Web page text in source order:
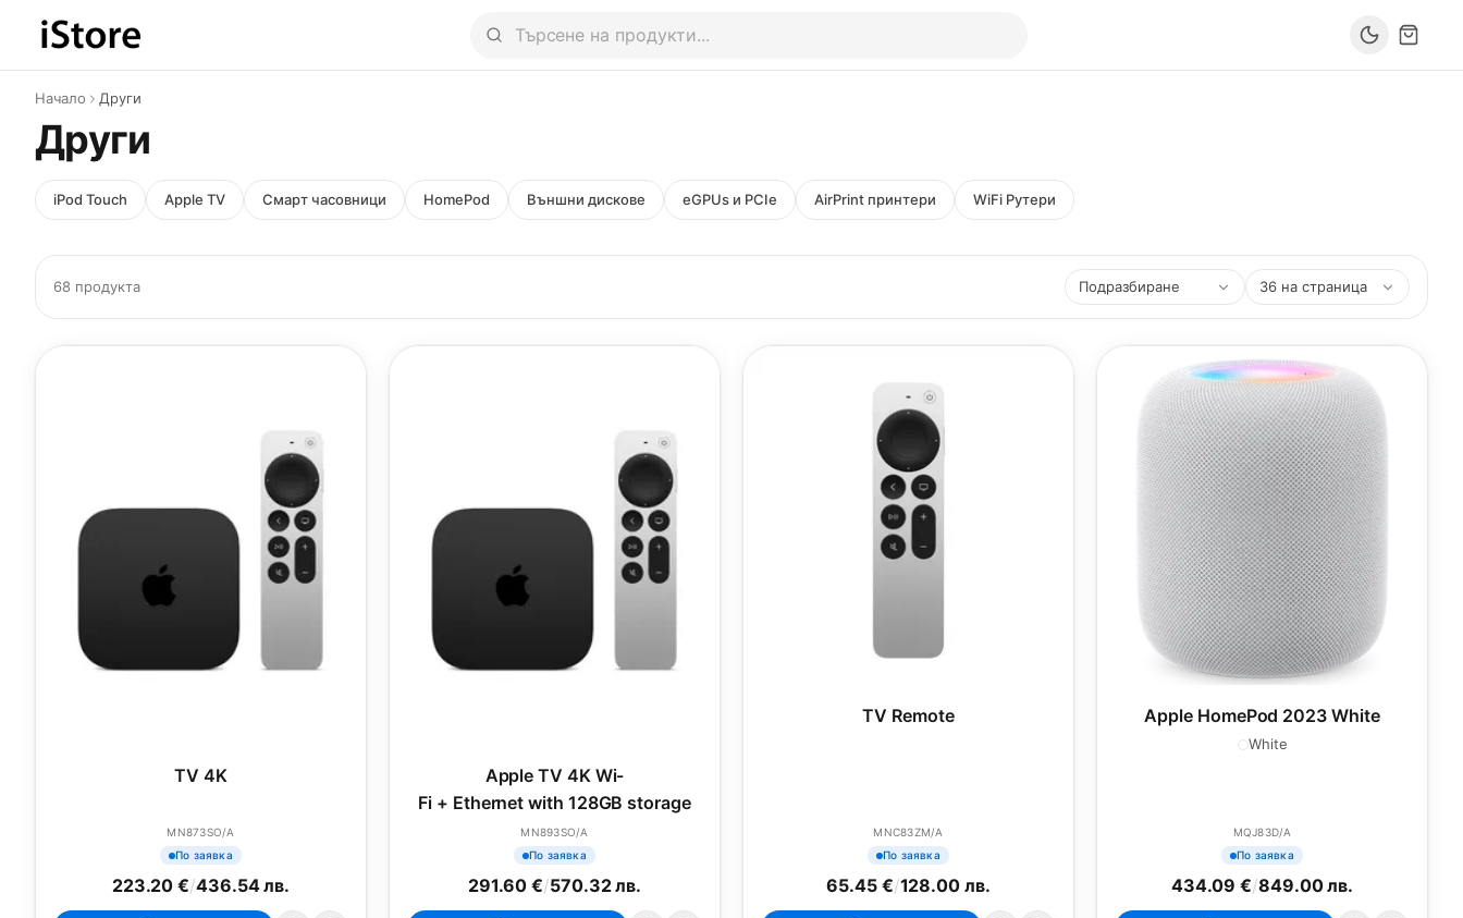
Към съдържанието
Начало Други
Други
iPod Touch Apple TV Смарт часовници HomePod Външни дискове eGPUs и PCIe AirPrint принтери WiFi Рутери
68 продукта
TV 4K
MN873SO/A
По заявка
223.20 €/436.54 лв.
Apple TV 4K Wi-
Fi + Ethernet with 128GB storage
MN893SO/A
По заявка
291.60 €/570.32 лв.
TV Remote
MNC83ZM/A
По заявка
65.45 €/128.00 лв.
Apple HomePod 2023 White
White
MQJ83D/A
По заявка
434.09 €/849.00 лв.